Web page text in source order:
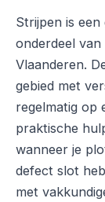
Strijpen is
onderdeel
Vlaanderen.
gebied met
regelmatig op
praktische
wanneer je
defect slot
met